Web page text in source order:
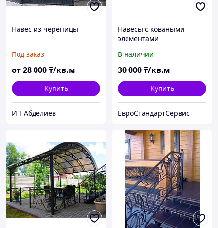
Навес из черепицы
Под заказ
от28 000₸/кв.м
Купить
ИП Абделиев
Навесы с коваными
элементами
В наличии
30 000₸/кв.м
Купить
ЕвроСтандартСервис